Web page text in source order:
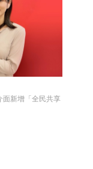
面新增「全民共享